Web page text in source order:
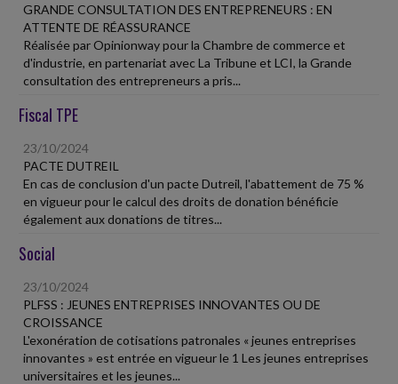
GRANDE CONSULTATION DES ENTREPRENEURS : EN
ATTENTE DE RÉASSURANCE
Réalisée par Opinionway pour la Chambre de commerce et
d'industrie, en partenariat avec La Tribune et LCI, la Grande
consultation des entrepreneurs a pris...
Fiscal TPE
23/10/2024
PACTE DUTREIL
En cas de conclusion d'un pacte Dutreil, l'abattement de 75 %
en vigueur pour le calcul des droits de donation bénéficie
également aux donations de titres...
Social
23/10/2024
PLFSS : JEUNES ENTREPRISES INNOVANTES OU DE
CROISSANCE
L'exonération de cotisations patronales « jeunes entreprises
innovantes » est entrée en vigueur le 1 Les jeunes entreprises
universitaires et les jeunes...